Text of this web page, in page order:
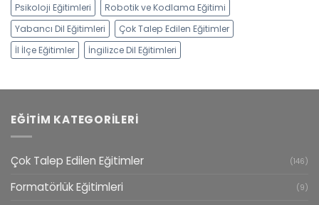
Psikoloji Eğitimleri
Robotik ve Kodlama Eğitimi
Yabancı Dil Eğitimleri
Çok Talep Edilen Eğitimler
İl İlçe Eğitimler
İngilizce Dil Eğitimleri
EĞITIM KATEGORILERI
Çok Talep Edilen Eğitimler (146)
Formatörlük Eğitimleri (9)